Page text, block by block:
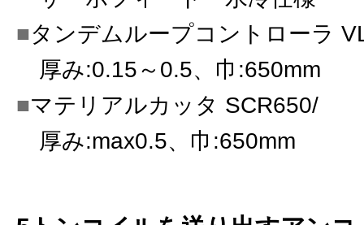
タンデムループコントローラ
厚み:0.15～0.5、巾:650mm
マテリアルカッタ SCR650/
厚み:max0.5、巾:650mm